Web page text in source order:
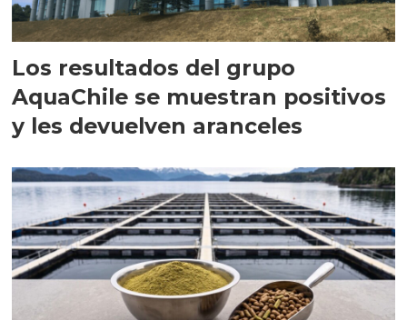
Los resultados del grupo
AquaChile se muestran positivos
y les devuelven aranceles